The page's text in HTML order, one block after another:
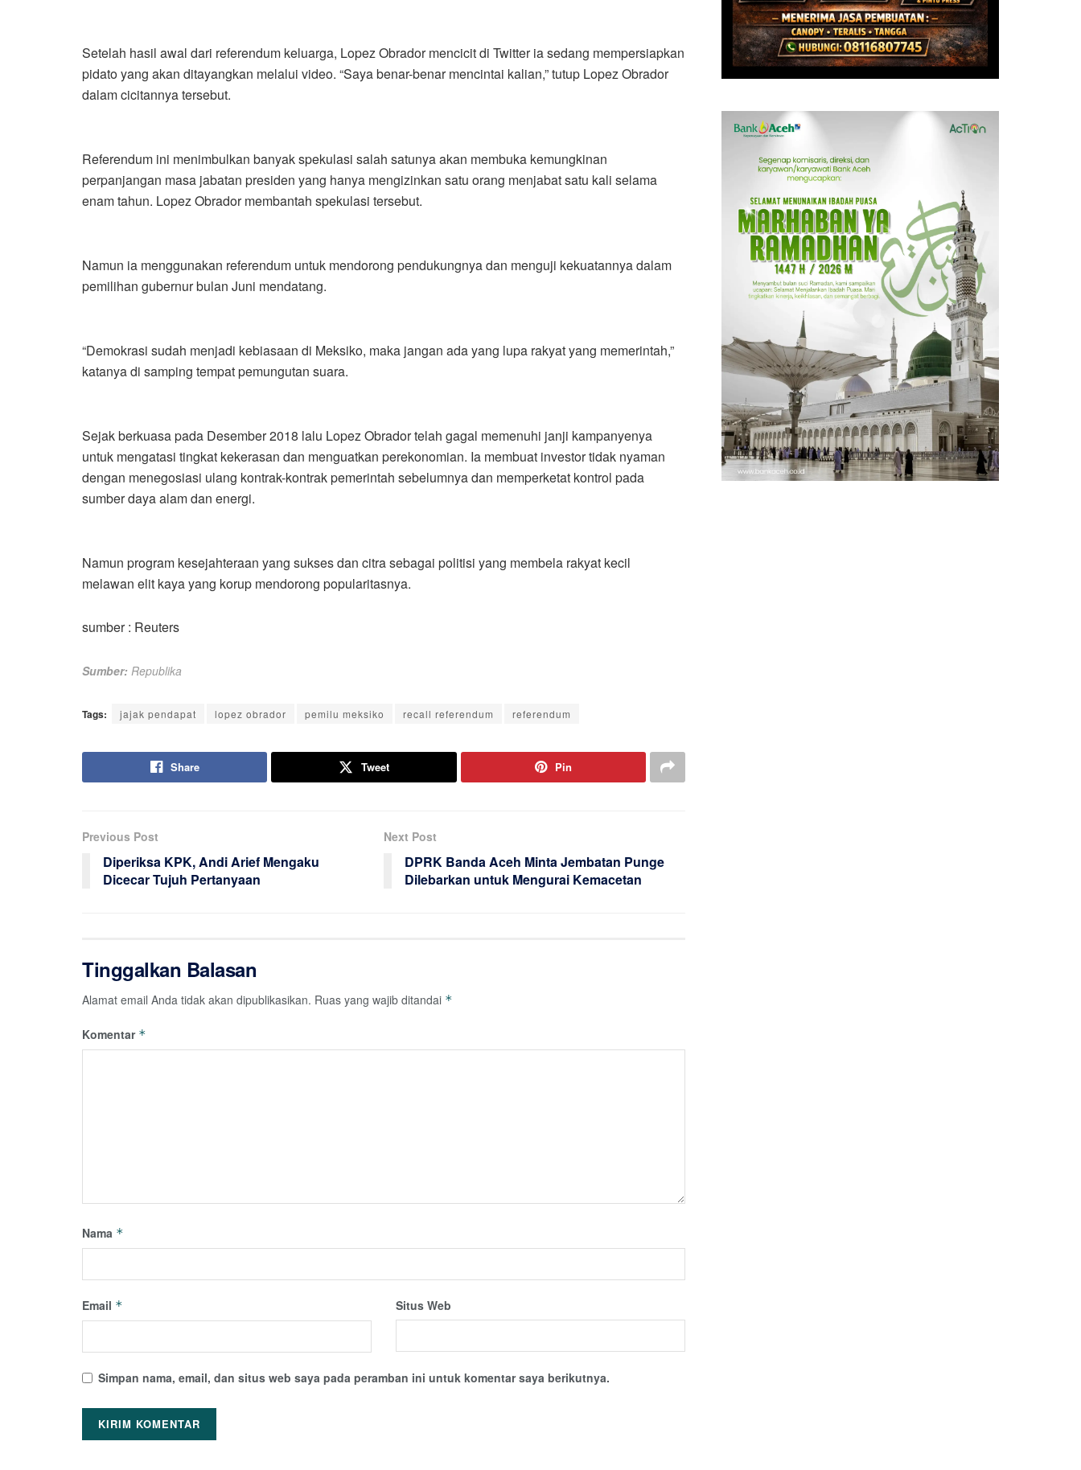
Setelah hasil awal dari referendum keluarga, Lopez Obrador mencicit di Twitter ia sedang mempersiapkan
pidato yang akan ditayangkan melalui video. “Saya benar-benar mencintai kalian,” tutup Lopez Obrador
dalam cicitannya tersebut.
Referendum ini menimbulkan banyak spekulasi salah satunya akan membuka kemungkinan
perpanjangan masa jabatan presiden yang hanya mengizinkan satu orang menjabat satu kali selama
enam tahun. Lopez Obrador membantah spekulasi tersebut.
Namun ia menggunakan referendum untuk mendorong pendukungnya dan menguji kekuatannya dalam
pemilihan gubernur bulan Juni mendatang.
“Demokrasi sudah menjadi kebiasaan di Meksiko, maka jangan ada yang lupa rakyat yang memerintah,”
katanya di samping tempat pemungutan suara.
Sejak berkuasa pada Desember 2018 lalu Lopez Obrador telah gagal memenuhi janji kampanyenya
untuk mengatasi tingkat kekerasan dan menguatkan perekonomian. Ia membuat investor tidak nyaman
dengan menegosiasi ulang kontrak-kontrak pemerintah sebelumnya dan memperketat kontrol pada
sumber daya alam dan energi.
Namun program kesejahteraan yang sukses dan citra sebagai politisi yang membela rakyat kecil
melawan elit kaya yang korup mendorong popularitasnya.
sumber : Reuters
Sumber: Republika
Tags: jajak pendapat lopez obrador pemilu meksiko recall referendum referendum
Share Tweet Pin
Previous Post
Diperiksa KPK, Andi Arief Mengaku
Dicecar Tujuh Pertanyaan
Next Post
DPRK Banda Aceh Minta Jembatan Punge
Dilebarkan untuk Mengurai Kemacetan
Tinggalkan Balasan
Alamat email Anda tidak akan dipublikasikan. Ruas yang wajib ditandai *
Komentar *
Nama *
Email * Situs Web
Simpan nama, email, dan situs web saya pada peramban ini untuk komentar saya berikutnya.